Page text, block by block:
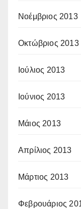
Νοέμβριος 2013
Οκτώβριος 2013
Ιούλιος 2013
Ιούνιος 2013
Μάιος 2013
Απρίλιος 2013
Μάρτιος 2013
Φεβρουάριος